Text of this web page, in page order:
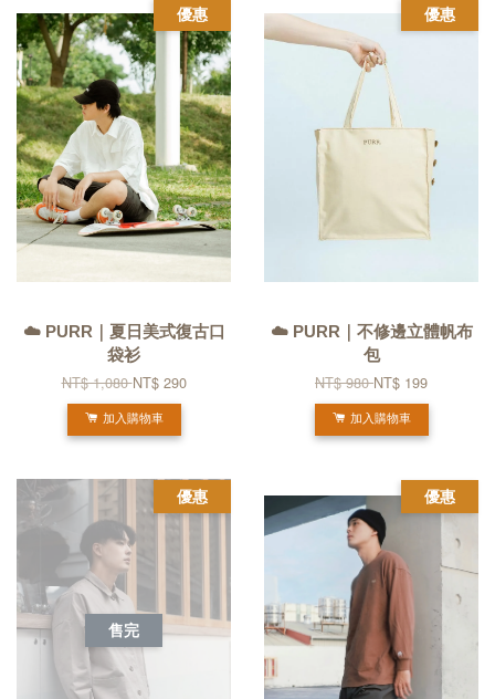
優惠
☁️ PURR｜夏日美式復古口
袋衫
NT$ 1,080NT$ 290
加入購物車
優惠
☁️ PURR｜不修邊立體帆布
包
NT$ 980NT$ 199
加入購物車
優惠
售完
優惠